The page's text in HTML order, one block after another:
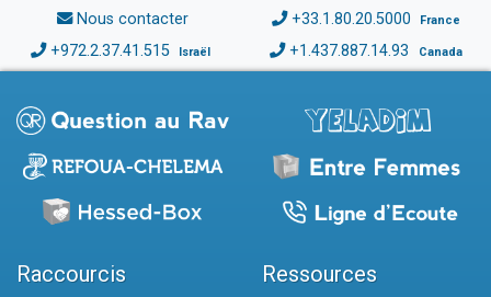
Nous contacter +33.1.80.20.5000 France
+972.2.37.41.515 Israël +1.437.887.14.93 Canada
Raccourcis Ressources